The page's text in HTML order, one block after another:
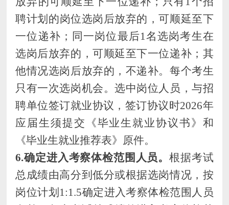
聘计划的岗位选岗后放弃的，可顺延至下
一位递补；同一岗位最后1名选岗考生在
选岗后放弃的，可顺延至下一位递补；其
他情况选岗后放弃的，不递补。每个考生
只有一次选岗机会。选中岗位人员，与招
聘单位签订就业协议，签订协议时2026年
应届生须提交《毕业生就业协议书》和
《毕业生就业推荐表》原件。
6.确定进入考察体检范围人员。根据考试
总成绩由高分到低分或根据选岗情况， 按
岗位计划 1:1.5确定进入考察体检范围人员